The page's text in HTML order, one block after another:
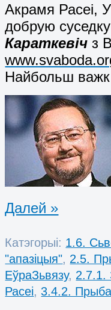
Акрамя Расеі,
добрую
Караткевіч з
Найбольш
Далей »
Катэгорыі: 1.6.
"апазіцыя", 2.5.
ЕўраЗьвязу, 2.7.1.
Расеі, 3.4.2.